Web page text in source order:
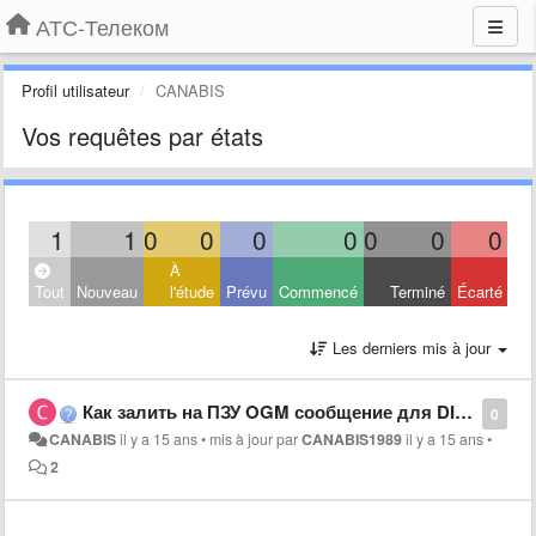
АТС-Телеком
Profil utilisateur CANABIS
Vos requêtes par états
1 1 0 0 0 0 0 0 0
Tout Nouveau
À
l'étude Prévu Commencé Terminé Écarté
Les derniers mis à jour
0
Как залить на ПЗУ OGM сообщение для DISA на АТС Panasonic KX-TEM824 кроме как через системный телефон
CANABISil y a 15 ans• mis à jour parCANABIS1989il y a 15 ans•
2